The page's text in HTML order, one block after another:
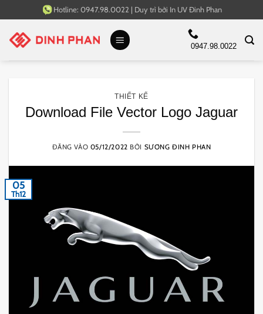
qua
nội
Hotline: 0947.98.0022 | Duy trì bởi In UV Đinh Phan
0947.98.0022
THIẾT KẾ
Download File Vector Logo Jaguar
ĐĂNG VÀO 05/12/2022 BỞI SƯƠNG ĐINH PHAN
05
Th12